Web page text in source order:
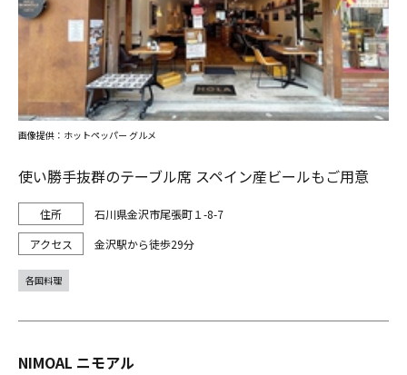
使い勝手抜群のテーブル席 スペイン産ビールもご用意
石川県金沢市尾張町１-8-7
金沢駅から徒歩29分
画像提供：ホットペッパー グルメ
各国料理
NIMOAL ニモアル